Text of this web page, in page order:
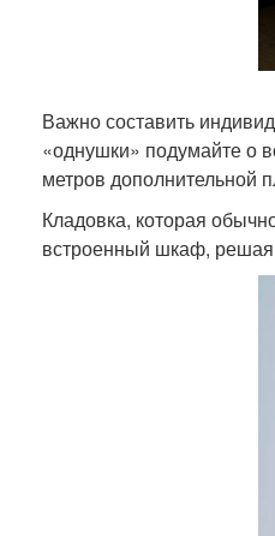
Важно составить
«однушки» подумайте о
метров дополнительной
Кладовка, которая
встроенный шкаф,